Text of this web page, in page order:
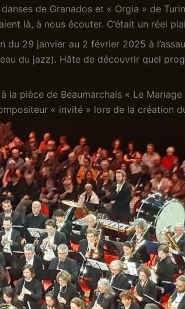
de Granados et « Orgia » de
là, à nous écouter. C’était un réel
du 29 janvier au 2 février 2025 à
du jazz). Hâte de découvrir quel
pièce de Beaumarchais « Le
« invité » lors de la création